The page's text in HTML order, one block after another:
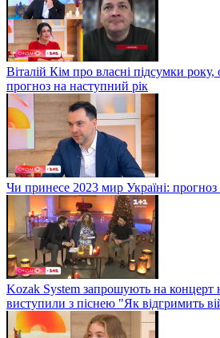
Віталій Кім про власні підсумки року,
прогноз на наступний рік
Чи принесе 2023 мир Україні: прогноз
Kozak System запрошують на концерт
виступили з піснею "Як відгримить